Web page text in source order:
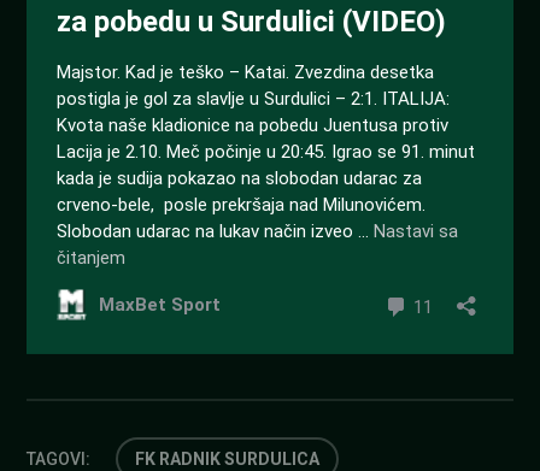
TAGOVI: FK RADNIK SURDULICA